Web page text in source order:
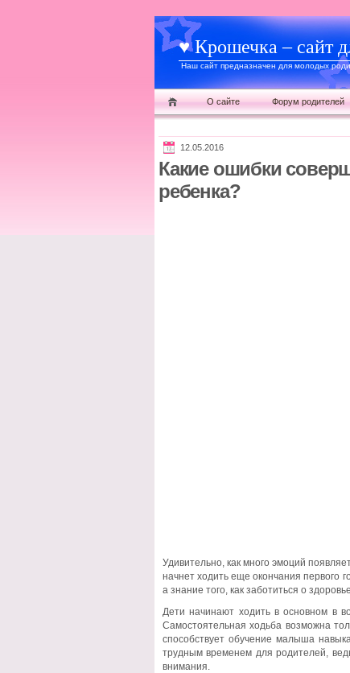
♥ Крошечка – сайт
Наш сайт предназначен для молодых
О сайте Форум родителей
12.05.2016
Какие ошибки
ребенка?
Удивительно, как много эмоций
начнет ходить еще окончания первого
а знание того, как заботиться о
Дети начинают ходить в основном в
Самостоятельная ходьба возможна
способствует обучение малыша
трудным временем для родителей,
внимания.